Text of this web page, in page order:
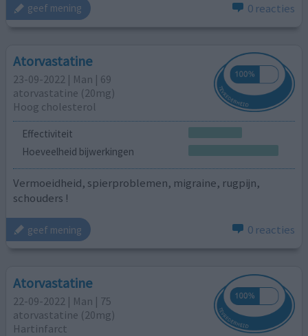
geef mening 0 reacties
Atorvastatine
23-09-2022 | Man | 69
atorvastatine (20mg)
Hoog cholesterol
Effectiviteit
Hoeveelheid bijwerkingen
Vermoeidheid, spierproblemen, migraine, rugpijn,
schouders !
geef mening 0 reacties
Atorvastatine
22-09-2022 | Man | 75
atorvastatine (20mg)
Hartinfarct